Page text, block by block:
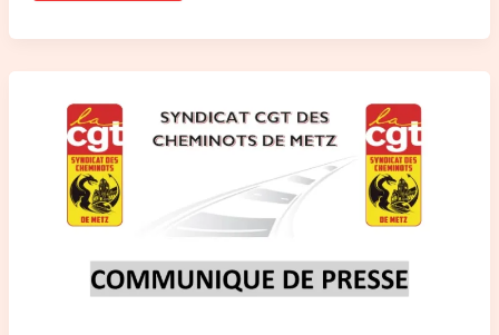
La
des
cheminots
de
Metz
réclame
retour
du
train
Luxembourg/Vintimille